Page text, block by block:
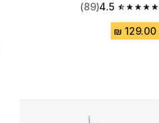
4.5
4.5 out of 5 stars from 89 reviews
(89)